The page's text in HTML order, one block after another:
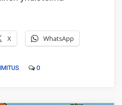
X WhatsApp
0